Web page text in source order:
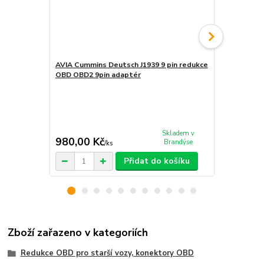
AVIA Cummins Deutsch J1939 9 pin redukce
OBD OBD2 9pin adaptér
980,00 Kč/ks
Skladem v
Brandýse
Přidat do košíku
Zboží zařazeno v kategoriích
Redukce OBD pro starší vozy, konektory OBD